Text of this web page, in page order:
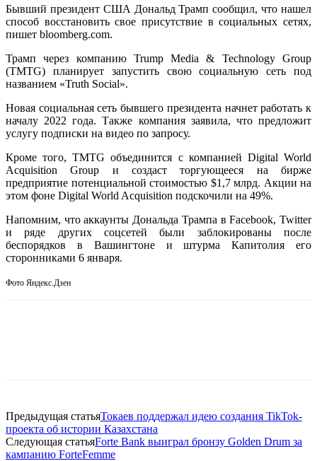
Бывший президент США Дональд Трамп сообщил, что нашел
способ восстановить свое присутствие в социальных сетях,
пишет bloomberg.com.
Трамп через компанию Trump Media & Technology Group
(TMTG) планирует запустить свою социальную сеть под
названием «Truth Social».
Новая социальная сеть бывшего президента начнет работать к
началу 2022 года. Также компания заявила, что предложит
услугу подписки на видео по запросу.
Кроме того, TMTG объединится с компанией Digital World
Acquisition Group и создаст торгующееся на бирже
предприятие потенциальной стоимостью $1,7 млрд. Акции на
этом фоне Digital World Acquisition подскочили на 49%.
Напомним, что аккаунты Дональда Трампа в Facebook, Twitter
и ряде других соцсетей были заблокированы после
беспорядков в Вашингтоне и штурма Капитолия его
сторонниками 6 января.
Фото Яндекс.Дзен
Предыдущая статьяТокаев поддержал идею создания TikTok-
проекта об истории Казахстана
Следующая статьяForte Bank выиграл бронзу Golden Drum за
кампанию ForteFemme